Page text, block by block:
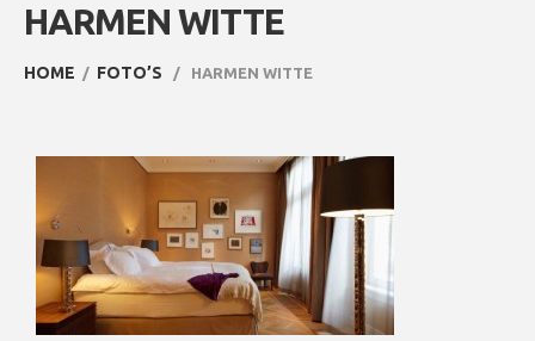
HARMEN WITTE
HOME FOTO’S HARMEN WITTE